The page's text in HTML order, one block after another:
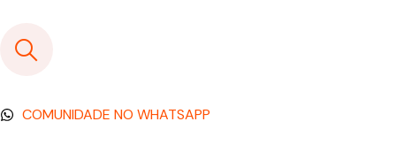
COMUNIDADE NO WHATSAPP